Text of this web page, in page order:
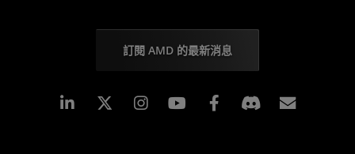
訂閱 AMD 的最新消息
Linkedin Instagram Facebook